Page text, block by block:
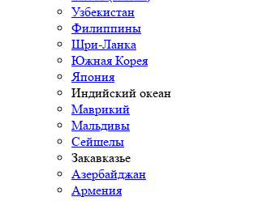
Узбекистан
Филиппины
Шри-Ланка
Южная Корея
Япония
Индийский океан
Маврикий
Мальдивы
Сейшелы
Закавказье
Азербайджан
Армения